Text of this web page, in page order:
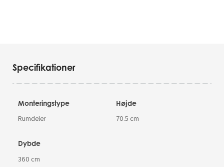
Specifikationer
Monteringstype
Rumdeler
Højde
70.5 cm
Dybde
360 cm